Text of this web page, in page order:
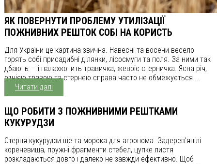
ЯК ПОВЕРНУТИ ПРОБЛЕМУ УТИЛІЗАЦІЇ
ПОЖНИВНИХ РЕШТОК СОБІ НА КОРИСТЬ
Для України це картина звична. Навесні та восени весело
горять собі присадибні ділянки, лісосмуги та поля. За ними так
дбають — і палахкотить травичка, жевріє стерничка. Ясна річ,
однією травою та стернею справа часто не обмежується ...
Читати далі
ЩО РОБИТИ З ПОЖНИВНИМИ РЕШТКАМИ
КУКУРУДЗИ
Стерня кукурудзи ще та морока для агронома. Задерев’янілі
кореневища, пружні фрагменти стебел, цупке листя
розкладаються довго і далеко не завжди ефективно. Щоб